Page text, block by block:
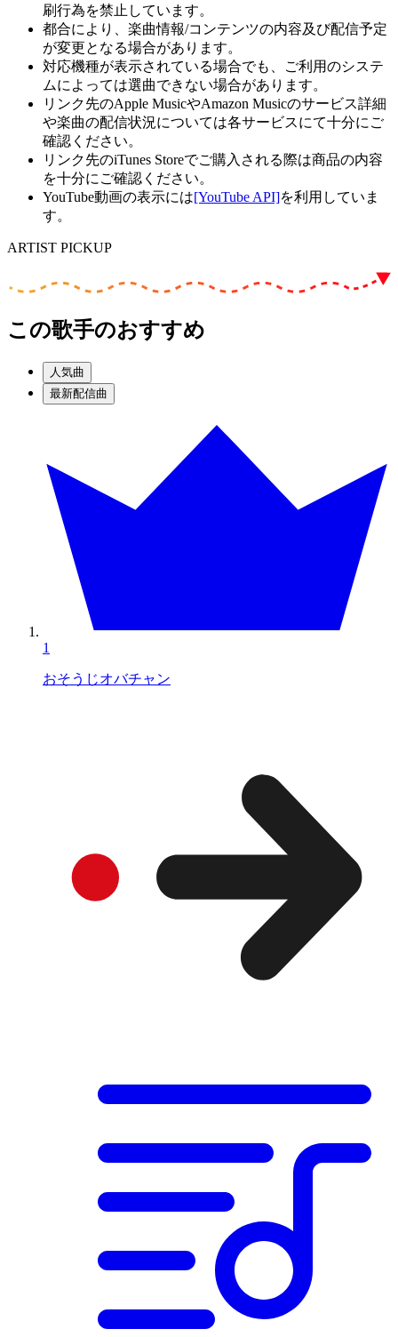
刷行為を禁止しています。
都合により、楽曲情報/コンテンツの内容及び配信予定
が変更となる場合があります。
対応機種が表示されている場合でも、ご利用のシステ
ムによっては選曲できない場合があります。
リンク先のApple MusicやAmazon Musicのサービス詳細
や楽曲の配信状況については各サービスにて十分にご
確認ください。
リンク先のiTunes Storeでご購入される際は商品の内容
を十分にご確認ください。
YouTube動画の表示には[YouTube API]を利用していま
す。
ARTIST PICKUP
この歌手のおすすめ
人気曲
最新配信曲
1
おそうじオバチャン